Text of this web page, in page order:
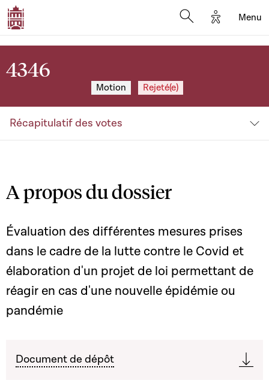
Options
Menu
4346
Motion Rejeté(e)
Récapitulatif des votes
A propos du dossier
Évaluation des différentes mesures prises
dans le cadre de la lutte contre le Covid et
élaboration d'un projet de loi permettant de
réagir en cas d'une nouvelle épidémie ou
pandémie
Document de dépôt